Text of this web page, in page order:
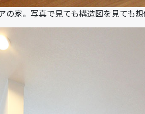
家。写真で見ても構造図を見ても想